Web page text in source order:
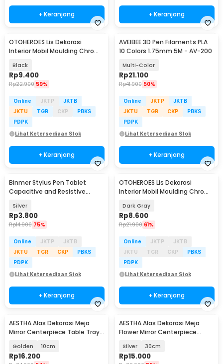
+ Keranjang + Keranjang
OTOHEROES Lis Dekorasi
Interior Mobil Moulding Chrome
Black
Rp9.400
Rp22.900 59%
Online JKTP
JKTB
JKTU
TGR CKP
PBKS
PDPK
Lihat Ketersediaan Stok
+ Keranjang
AVEIBEE 3D Pen Filaments PLA
10 Colors 1.75mm 5M - AV-200
Multi-Color
Rp21.100
Rp41.900 50%
Online JKTP
JKTB
JKTU
TGR CKP
PBKS
PDPK
Lihat Ketersediaan Stok
+ Keranjang
Binmer Stylus Pen Tablet
Capacitive and Resistive
Silver
Rp3.800
Rp14.900 75%
Online JKTP
JKTB
JKTU
TGR CKP
PBKS
PDPK
Lihat Ketersediaan Stok
+ Keranjang
OTOHEROES Lis Dekorasi
Interior Mobil Moulding Chrome
Dark Gray
Rp8.600
Rp21.900 61%
Online JKTP
JKTB
JKTU
TGR CKP
PBKS
PDPK
Lihat Ketersediaan Stok
+ Keranjang
AESTHA Alas Dekorasi Meja
Mirror Centerpiece Table Tray
Golden 10cm
Rp16.200
AESTHA Alas Dekorasi Meja
Flower Mirror Centerpiece
Silver 30cm
Rp15.000